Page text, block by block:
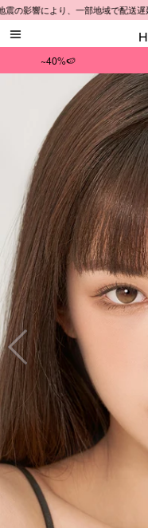
~40%🍉
響により、一部地域で配送遅延